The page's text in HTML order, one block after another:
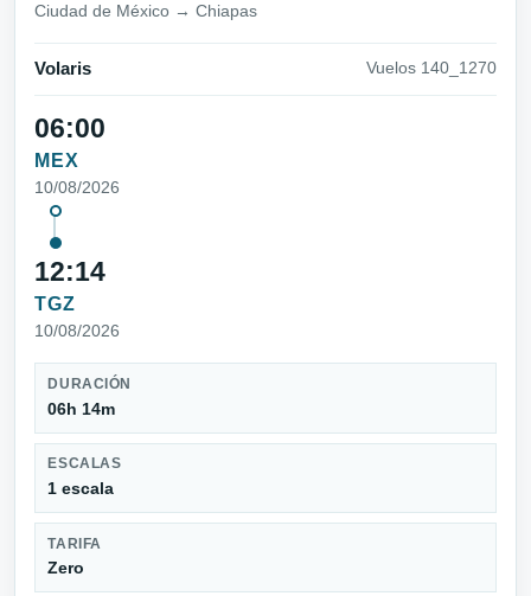
Ciudad de México → Chiapas
Volaris Vuelos 140_1270
06:00
MEX
10/08/2026
12:14
TGZ
10/08/2026
DURACIÓN
06h 14m
ESCALAS
1 escala
TARIFA
Zero